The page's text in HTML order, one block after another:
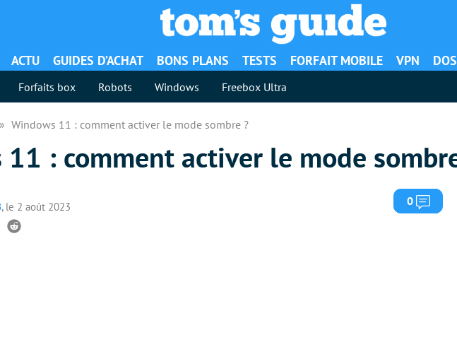
ACTU GUIDES D’ACHAT BONS PLANS TESTS FORFAIT MOBILE VPN
Forfaits box Robots Windows Freebox Ultra
Windows 11 : comment activer le mode sombre ?
: comment activer le mode
, le 2 août 2023 0
Reddit